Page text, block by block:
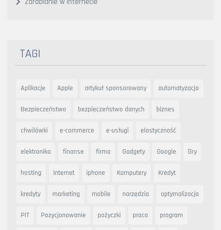
TAGI
Aplikacje Apple artykuł sponsorowany automatyzacja
Bezpieczeństwo bezpieczeństwo danych biznes
chwilówki e-commerce e-usługi elastyczność
elektronika finanse firma Gadgety Google Gry
hosting Internet iphone Komputery Kredyt
kredyty marketing mobile narzędzia optymalizacja
PIT Pozycjonowanie pożyczki praca program